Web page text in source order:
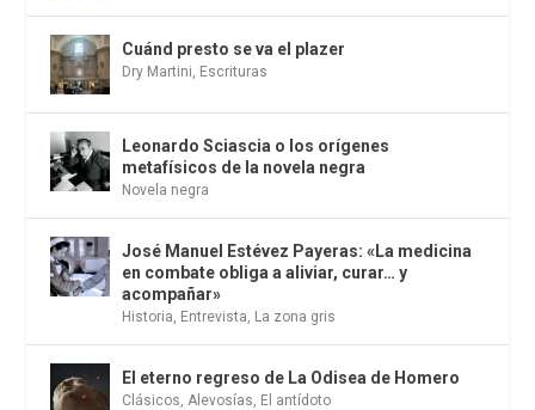
Cuánd presto se va el plazer
Dry Martini Escrituras
Leonardo Sciascia o los orígenes
metafísicos de la novela negra
Novela negra
José Manuel Estévez Payeras: «La medicina
en combate obliga a aliviar, curar… y
acompañar»
Historia Entrevista La zona gris
El eterno regreso de La Odisea de Homero
Clásicos Alevosías El antídoto